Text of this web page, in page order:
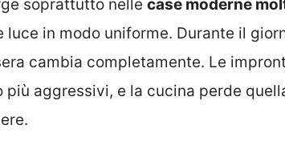
soprattutto nelle case moderne
in modo uniforme. Durante il
cambia completamente. Le
aggressivi, e la cucina perde